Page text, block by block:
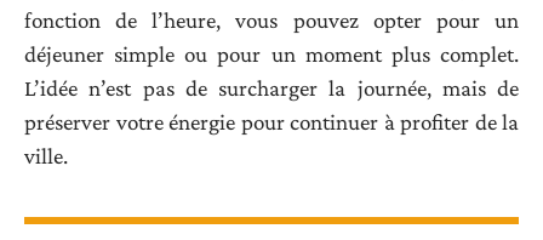
fonction de l’heure, vous pouvez opter pour un
déjeuner simple ou pour un moment plus complet.
L’idée n’est pas de surcharger la journée, mais de
préserver votre énergie pour continuer à profiter de la
ville.